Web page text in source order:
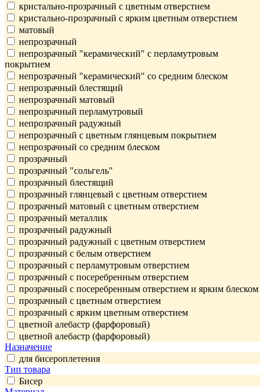
кристально-прозрачный с цветным отверстием
кристально-прозрачный с ярким цветным отверстием
матовый
непрозрачный
непрозрачный "керамический" с перламутровым
покрытием
непрозрачный "керамический" со средним блеском
непрозрачный блестящий
непрозрачный матовый
непрозрачный перламутровый
непрозрачный радужный
непрозрачный с цветным глянцевым покрытием
непрозрачный со средним блеском
прозрачный
прозрачный "сольгель"
прозрачный блестящий
прозрачный глянцевый с цветным отверстием
прозрачный матовый с цветным отверстием
прозрачный металлик
прозрачный радужный
прозрачный радужный с цветным отверстием
прозрачный с белым отверстием
прозрачный с перламутровым отверстием
прозрачный с посеребренным отверстием
прозрачный с посеребренным отверстием и ярким блеском
прозрачный с цветным отверстием
прозрачный с ярким цветным отверстием
цветной алебастр (фарфоровый)
цветной алебастр (фарфоровый)
Назначение
для бисероплетения
Тип товара
Бисер